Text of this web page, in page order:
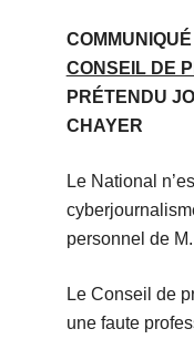
COMMUNIQUÉ
CONSEIL DE
PRÉTENDU
CHAYER
Le National
personnel de
Le Conseil de
une faute